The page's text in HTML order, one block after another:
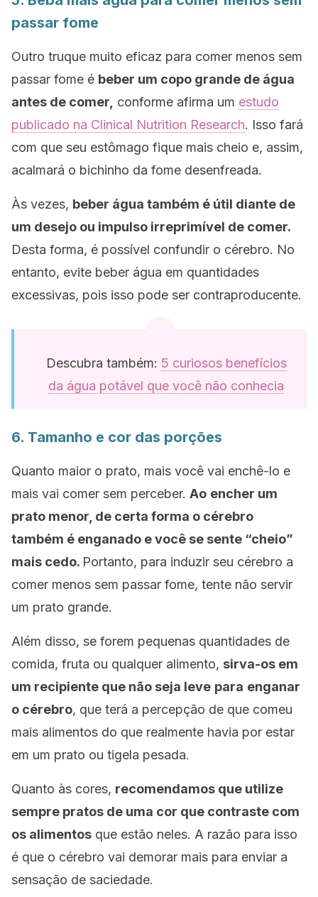
passar fome
Outro truque muito eficaz para comer menos sem
passar fome é beber um copo grande de água
antes de comer, conforme afirma um estudo
publicado na Clinical Nutrition Research. Isso fará
com que seu estômago fique mais cheio e, assim,
acalmará o bichinho da fome desenfreada.
Às vezes, beber água também é útil diante de
um desejo ou impulso irreprimível de comer.
Desta forma, é possível confundir o cérebro. No
entanto, evite beber água em quantidades
excessivas, pois isso pode ser contraproducente.
Descubra também: 5 curiosos benefícios
da água potável que você não conhecia
6. Tamanho e cor das porções
Quanto maior o prato, mais você vai enchê-lo e
mais vai comer sem perceber. Ao encher um
prato menor, de certa forma o cérebro
também é enganado e você se sente “cheio”
mais cedo. Portanto, para induzir seu cérebro a
comer menos sem passar fome, tente não servir
um prato grande.
Além disso, se forem pequenas quantidades de
comida, fruta ou qualquer alimento, sirva-os em
um recipiente que não seja leve para enganar
o cérebro, que terá a percepção de que comeu
mais alimentos do que realmente havia por estar
em um prato ou tigela pesada.
Quanto às cores, recomendamos que utilize
sempre pratos de uma cor que contraste com
os alimentos que estão neles. A razão para isso
é que o cérebro vai demorar mais para enviar a
sensação de saciedade.